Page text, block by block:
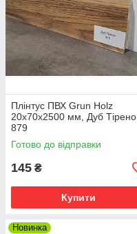
Плінтус ПВХ Grun Holz
20x70x2500 мм, Дуб Тірено
879
Готово до відправки
145 ₴
Купити
Новинка